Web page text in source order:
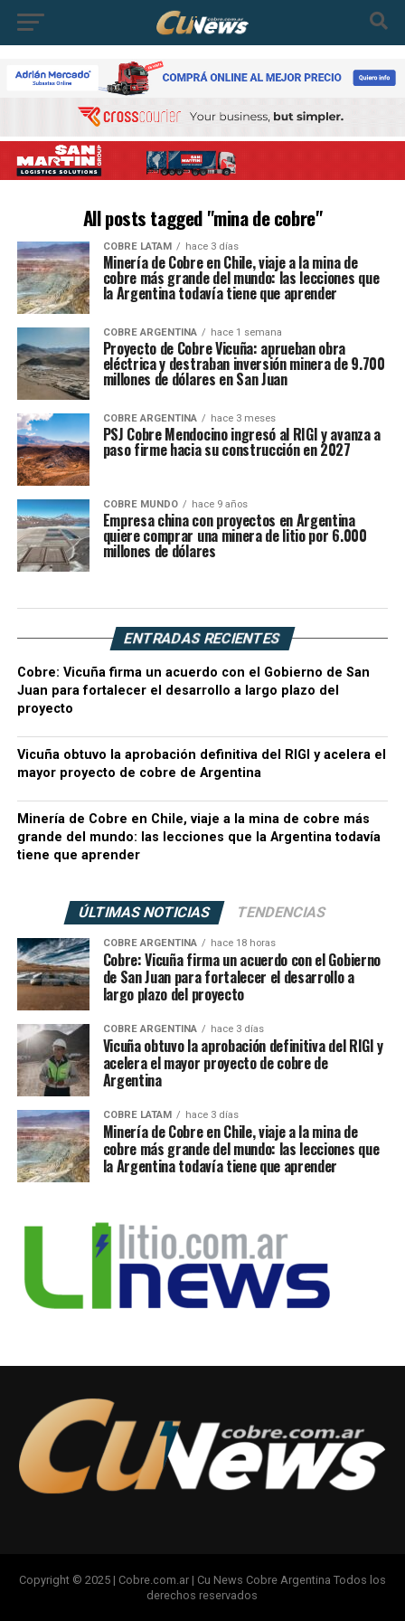
All posts tagged "mina de cobre"
COBRE LATAM hace 3 días
Minería de Cobre en Chile, viaje a la mina de
cobre más grande del mundo: las lecciones que
la Argentina todavía tiene que aprender
COBRE ARGENTINA hace 1 semana
Proyecto de Cobre Vicuña: aprueban obra
eléctrica y destraban inversión minera de 9.700
millones de dólares en San Juan
COBRE ARGENTINA hace 3 meses
PSJ Cobre Mendocino ingresó al RIGI y avanza a
paso firme hacia su construcción en 2027
COBRE MUNDO hace 9 años
Empresa china con proyectos en Argentina
quiere comprar una minera de litio por 6.000
millones de dólares
ENTRADAS RECIENTES
Cobre: Vicuña firma un acuerdo con el Gobierno de San
Juan para fortalecer el desarrollo a largo plazo del
proyecto
Vicuña obtuvo la aprobación definitiva del RIGI y acelera el
mayor proyecto de cobre de Argentina
Minería de Cobre en Chile, viaje a la mina de cobre más
grande del mundo: las lecciones que la Argentina todavía
tiene que aprender
ÚLTIMAS NOTICIAS TENDENCIAS
COBRE ARGENTINA hace 18 horas
Cobre: Vicuña firma un acuerdo con el Gobierno
de San Juan para fortalecer el desarrollo a
largo plazo del proyecto
COBRE ARGENTINA hace 3 días
Vicuña obtuvo la aprobación definitiva del RIGI y
acelera el mayor proyecto de cobre de
Argentina
COBRE LATAM hace 3 días
Minería de Cobre en Chile, viaje a la mina de
cobre más grande del mundo: las lecciones que
la Argentina todavía tiene que aprender
Copyright © 2025 | Cobre.com.ar | Cu News Cobre Argentina Todos los
derechos reservados